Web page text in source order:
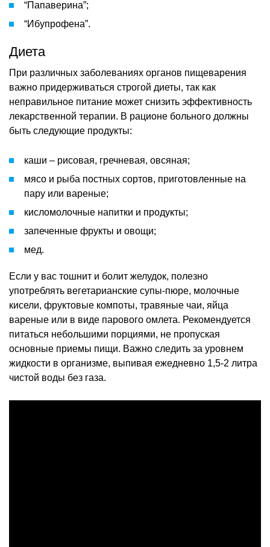
“Папаверина”;
“Ибупрофена”.
Диета
При различных заболеваниях органов пищеварения
важно придерживаться строгой диеты, так как
неправильное питание может снизить эффективность
лекарственной терапии. В рационе больного должны
быть следующие продукты:
каши – рисовая, гречневая, овсяная;
мясо и рыба постных сортов, приготовленные на
пару или вареные;
кисломолочные напитки и продукты;
запеченные фрукты и овощи;
мед.
Если у вас тошнит и болит желудок, полезно
употреблять вегетарианские супы-пюре, молочные
кисели, фруктовые компоты, травяные чаи, яйца
вареные или в виде парового омлета. Рекомендуется
питаться небольшими порциями, не пропуская
основные приемы пищи. Важно следить за уровнем
жидкости в организме, выпивая ежедневно 1,5-2 литра
чистой воды без газа.